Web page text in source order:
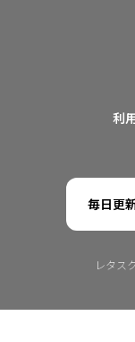
利
毎日更
レタス